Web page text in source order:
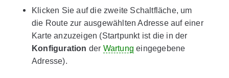
Klicken Sie auf die zweite Schaltfläche, um
die Route zur ausgewählten Adresse auf einer
Karte anzuzeigen (Startpunkt ist die in der
Konfiguration der Wartung eingegebene
Adresse).